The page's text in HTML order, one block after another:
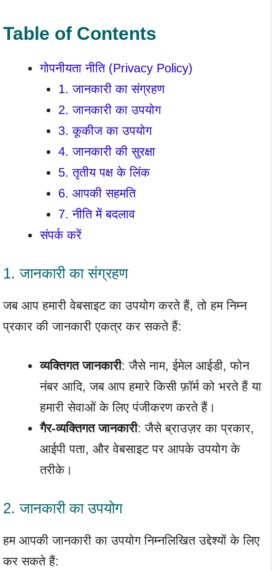
Table of Contents
गोपनीयता नीति (Privacy Policy)
1. जानकारी का संग्रहण
2. जानकारी का उपयोग
3. कूकीज का उपयोग
4. जानकारी की सुरक्षा
5. तृतीय पक्ष के लिंक
6. आपकी सहमति
7. नीति में बदलाव
संपर्क करें
1. जानकारी का संग्रहण
जब आप हमारी वेबसाइट का उपयोग करते हैं, तो हम निम्न
प्रकार की जानकारी एकत्र कर सकते हैं:
व्यक्तिगत जानकारी: जैसे नाम, ईमेल आईडी, फोन
नंबर आदि, जब आप हमारे किसी फ़ॉर्म को भरते हैं या
हमारी सेवाओं के लिए पंजीकरण करते हैं।
गैर-व्यक्तिगत जानकारी: जैसे ब्राउज़र का प्रकार,
आईपी पता, और वेबसाइट पर आपके उपयोग के
तरीके।
2. जानकारी का उपयोग
हम आपकी जानकारी का उपयोग निम्नलिखित उद्देश्यों के लिए
कर सकते हैं: